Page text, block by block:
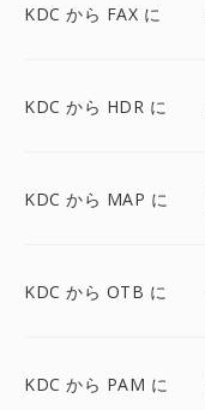
KDC から FAX に
KDC から HDR に
KDC から MAP に
KDC から OTB に
KDC から PAM に